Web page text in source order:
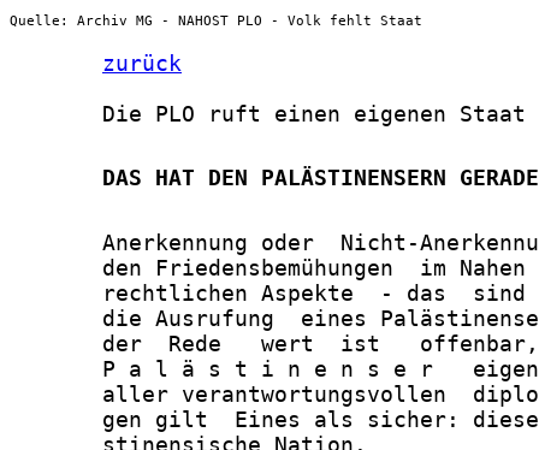
Quelle: Archiv MG - NAHOST PLO - Volk fehlt Staat
zurück
Die PLO ruft einen eigenen Staat
DAS HAT DEN PALÄSTINENSERN
Anerkennung oder  Nicht-
den Friedensbemühungen  im
rechtlichen Aspekte  - das
die Ausrufung  eines
der  Rede   wert  ist
P a l ä s t i n e n s e r
aller verantwortungsvollen
gen gilt  Eines als sicher: